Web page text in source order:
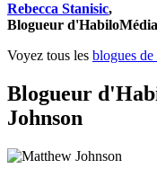
Rebecca Stanisic,
Blogueur
Voyez tous les blogues de
Blogueur
Johnson